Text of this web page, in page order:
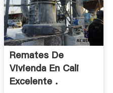
Remates De
Vivienda En Cali
Excelente .